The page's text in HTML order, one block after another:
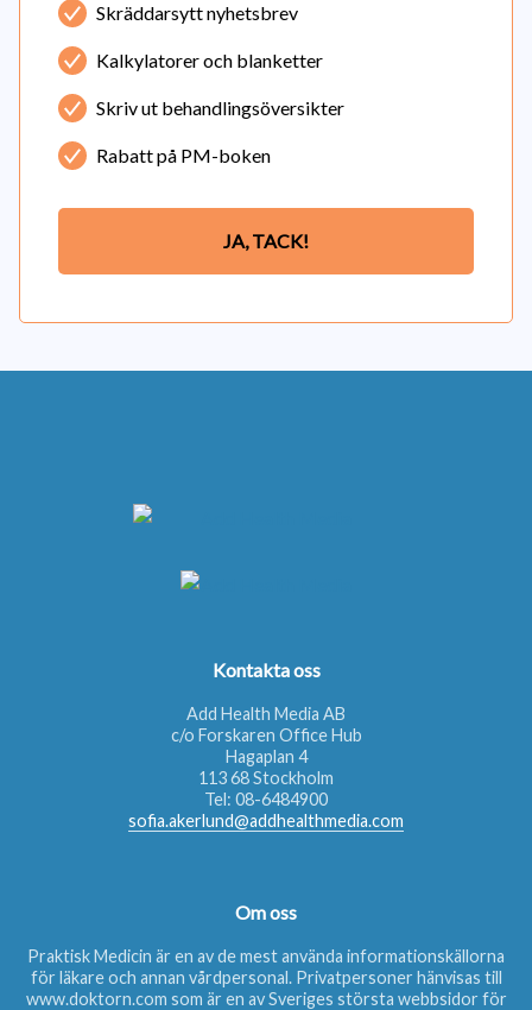
Skräddarsytt nyhetsbrev
Kalkylatorer och blanketter
Skriv ut behandlingsöversikter
Rabatt på PM-boken
JA, TACK!
Kontakta oss
Add Health Media AB
c/o Forskaren Office Hub
Hagaplan 4
113 68 Stockholm
Tel: 08-6484900
sofia.akerlund@addhealthmedia.com
Om oss
Praktisk Medicin är en av de mest använda informationskällorna
för läkare och annan vårdpersonal. Privatpersoner hänvisas till
www.doktorn.com som är en av Sveriges största webbsidor för